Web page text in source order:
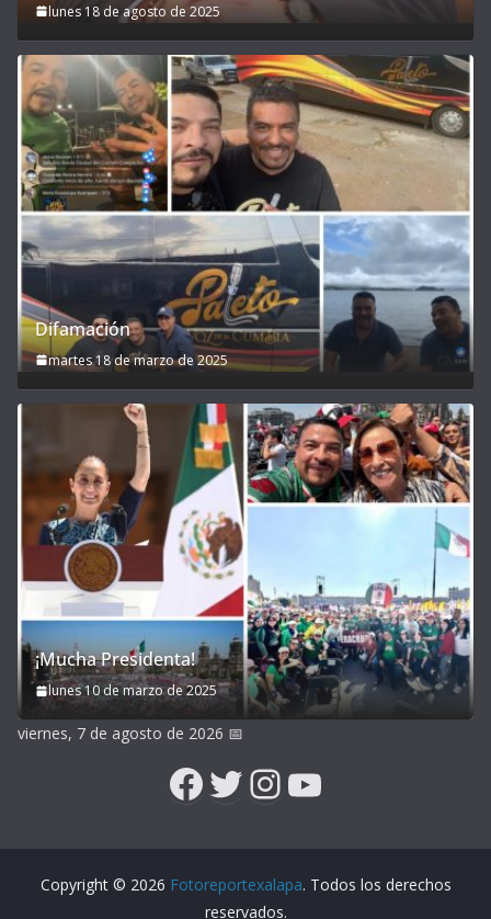
lunes 18 de agosto de 2025
Difamación
martes 18 de marzo de 2025
¡Mucha Presidenta!
lunes 10 de marzo de 2025
viernes, 7 de agosto de 2026 📅
Facebook
Twitter
Instagram
YouTube
Copyright © 2026 Fotoreportexalapa. Todos los derechos
reservados.